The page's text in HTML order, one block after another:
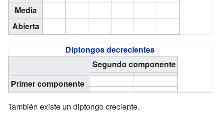
Media
Abierta
Diptongos decrecientes
Segundo componente
Primer componente
También existe un diptongo creciente.